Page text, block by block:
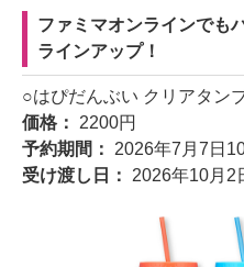
ファミマオンラインでも
ラインアップ！
○はぴだんぶい クリアタン
価格： 2200円
予約期間： 2026年7月7日
受け渡し日： 2026年10月2